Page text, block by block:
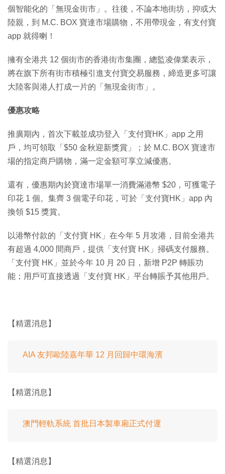
個智能化的「無現金街市」。往後，不論本地街坊，抑或大
陸親，到 M.C. BOX 寶達市場購物，不用帶現金，有支付寶
app 就得喇！
擁有全港共 12 個街市的香港街市集團，總監凌偉業表示，
將在旗下所有街市積極引進支付寶交易服務，締造更多可讓
大陸客與港人打成一片的「無現金街市」。
優惠攻略
推廣期內，首次下載並成功登入「支付寶HK」app 之用
戶，均可領取「$50 金秋迎新獎賞」；於 M.C. BOX 寶達市
場的指定商戶購物，滿一定金額可享立減優惠。
還有，優惠期內於寶達市場單一消費滿港幣 $20，可獲電子
印花 1 個。集齊 3 個電子印花，可於「支付寶HK」app 內
換領 $15 獎賞。
以港幣付款的「支付寶 HK」在今年 5 月攻港，目前全港共
有超過 4,000 間商戶，提供「支付寶 HK」掃碼支付服務。
「支付寶 HK」並於今年 10 月 20 日，新增 P2P 轉賬功
能；用戶可直接透過「支付寶 HK」平台轉賬予其他用戶。
【精選消息】
AIA 友邦歐陸嘉年華 12 月回歸中環海濱
【精選消息】
澳門輕軌系統 首批日本製車廂正式付運
【精選消息】